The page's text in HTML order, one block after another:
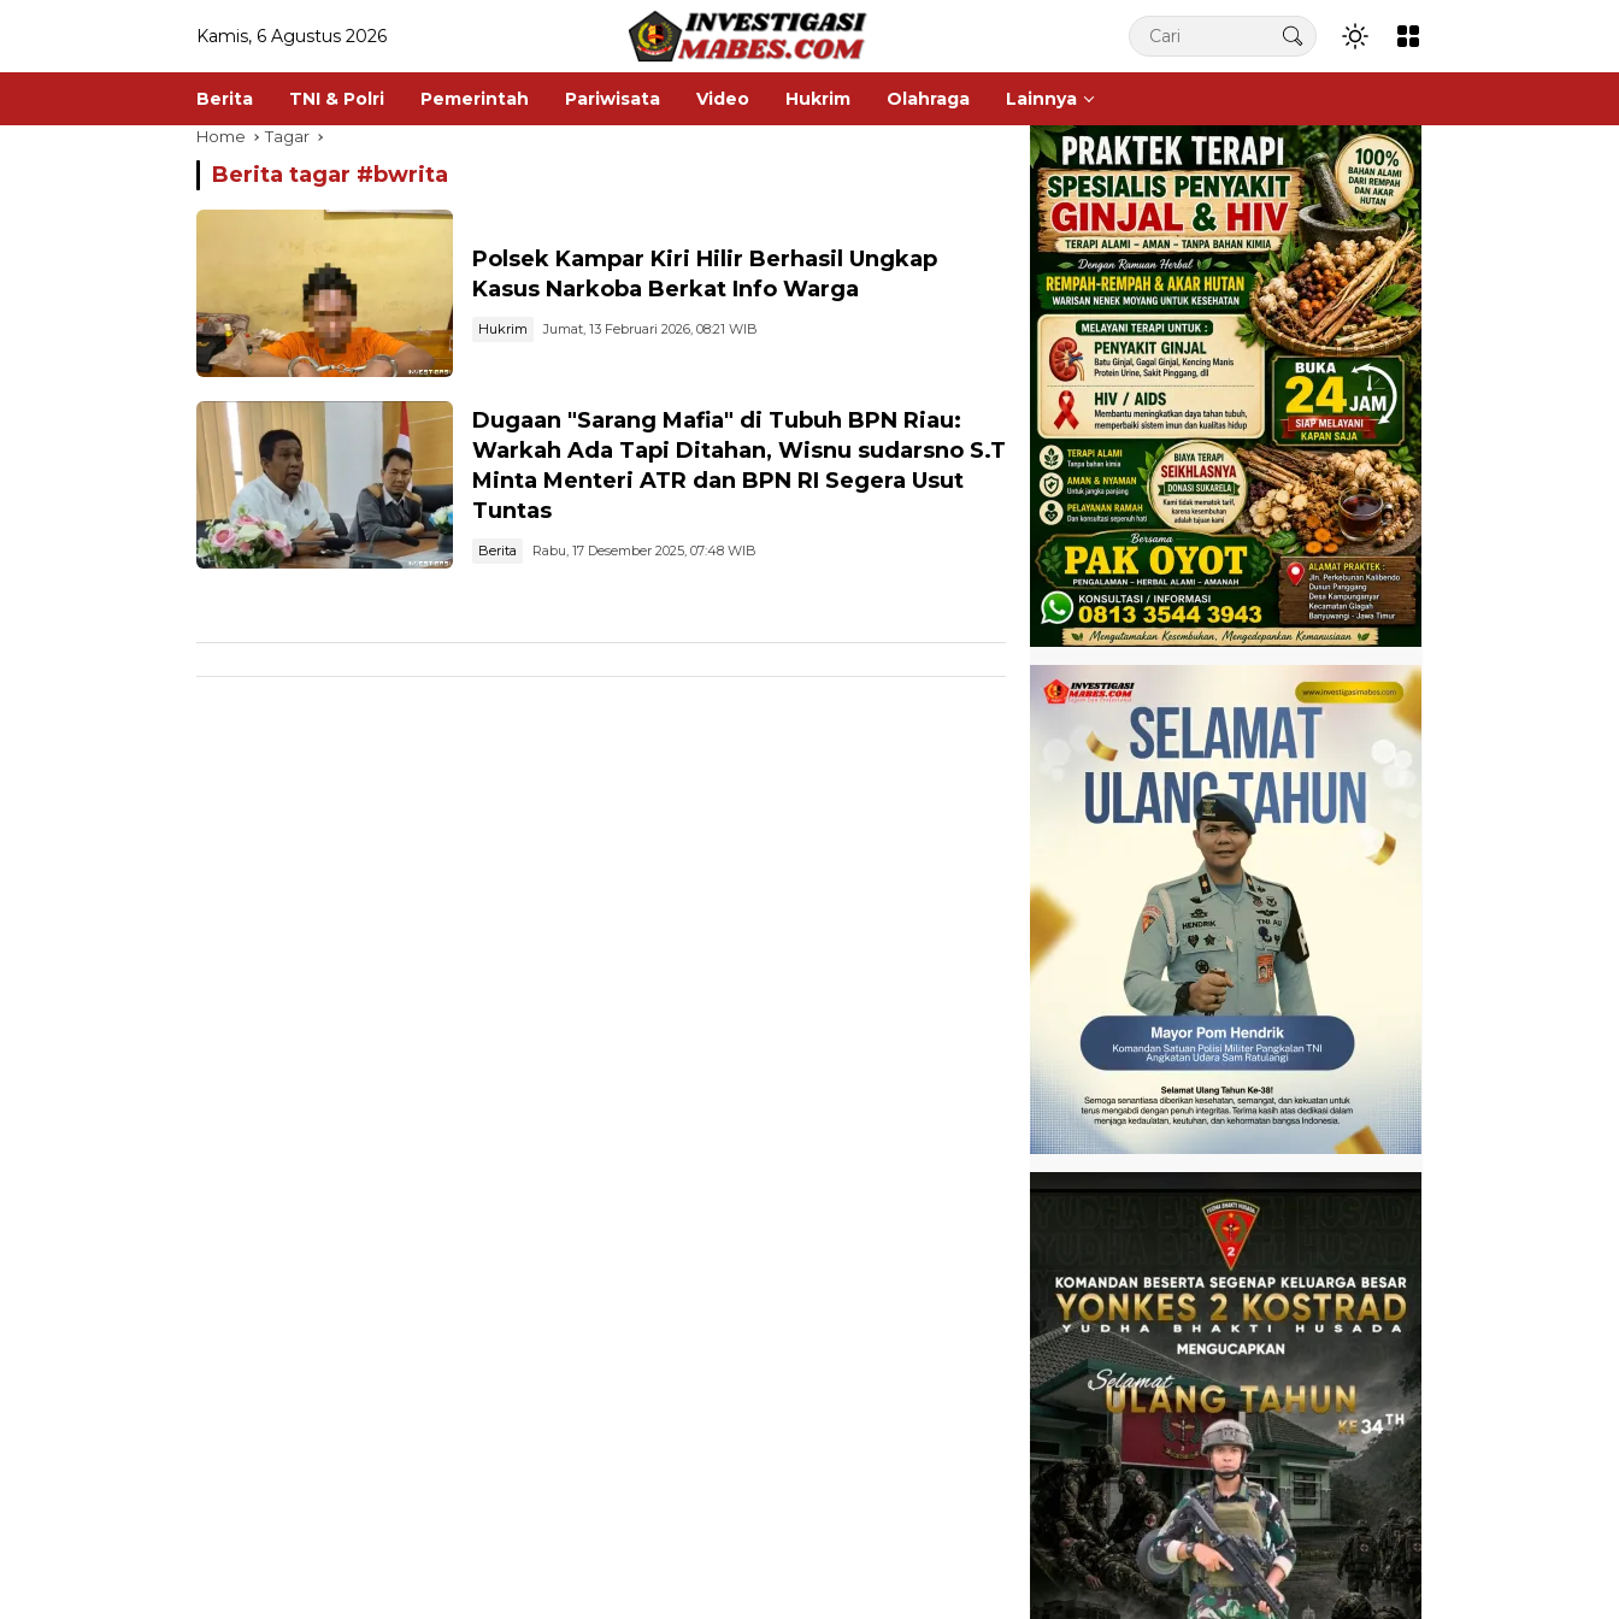
Kamis, 6 Agustus 2026
Berita TNI & Polri Pemerintah Pariwisata Video Hukrim Olahraga Lainnya
Home Tagar
Berita tagar #bwrita
Polsek Kampar Kiri Hilir Berhasil Ungkap
Kasus Narkoba Berkat Info Warga
Hukrim Jumat, 13 Februari 2026, 08:21 WIB
Dugaan "Sarang Mafia" di Tubuh BPN Riau:
Warkah Ada Tapi Ditahan, Wisnu sudarsno S.T
Minta Menteri ATR dan BPN RI Segera Usut
Tuntas
Berita Rabu, 17 Desember 2025, 07:48 WIB